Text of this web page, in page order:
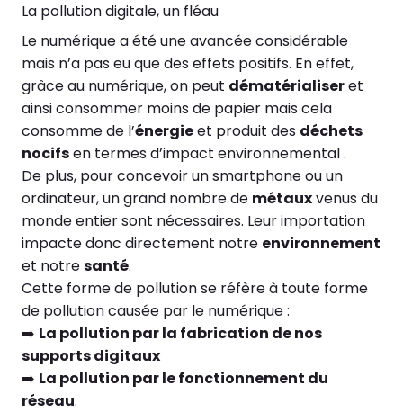
La pollution digitale, un fléau
Le numérique a été une avancée considérable
mais n’a pas eu que des effets positifs. En effet,
grâce au numérique, on peut dématérialiseret
ainsi consommer moins de papier mais cela
consomme de l’énergieet produit des déchets
nocifsen termes d’impact environnemental .
De plus, pour concevoir un smartphone ou un
ordinateur, un grand nombre de métauxvenus du
monde entier sont nécessaires. Leur importation
impacte donc directement notre environnement
et notresanté.
Cette forme de pollution se réfère à toute forme
de pollution causée par le numérique :
➡️ La pollution par la fabrication de nos
supports digitaux
➡️ La pollution par le fonctionnement du
réseau.